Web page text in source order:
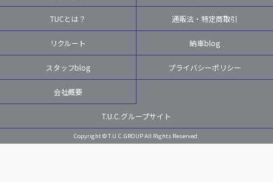
TUCとは？ 通販法・特定商取引
リクルート 納車blog
スタッフblog プライバシーポリシー
会社概要
T.U.C.グループサイト
Copyright © T.U.C.GROUP All Rights Reserved.